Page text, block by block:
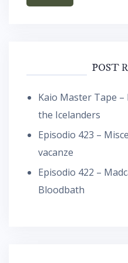
POST
Kaio Master Tape –
the Icelanders
Episodio 423 –
vacanze
Episodio 422 –
Bloodbath